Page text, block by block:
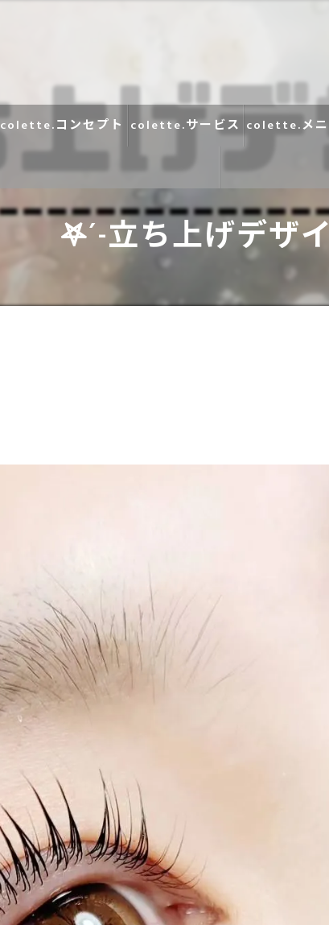
colette.コンセプト colette.サービス colette.メ
コラム
口コミ
𖤐´-立ち上げデザ